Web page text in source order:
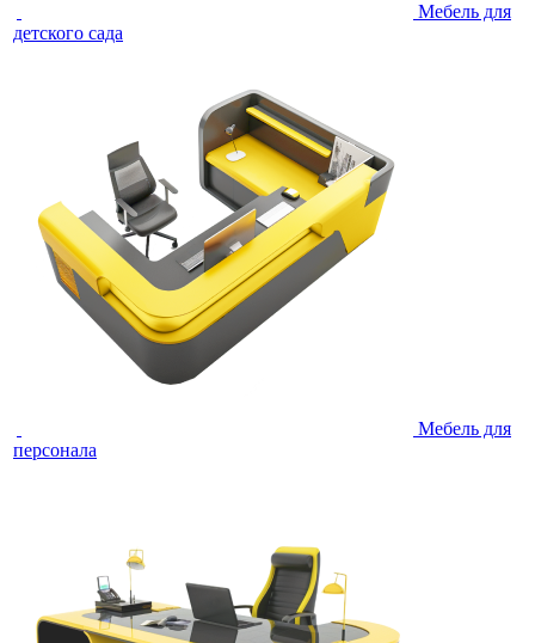
Мебель для
детского сада
Мебель для
персонала